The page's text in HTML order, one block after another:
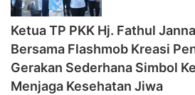
‎Ketua TP PKK Hj. Fathul
Bersama Flashmob Kreasi
Gerakan Sederhana Simbol
Menjaga Kesehatan Jiwa